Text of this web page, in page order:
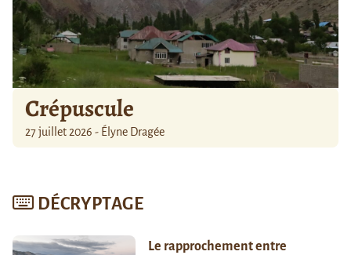
Crépuscule
27 juillet 2026 - Élyne Dragée
DÉCRYPTAGE
Le rapprochement entre